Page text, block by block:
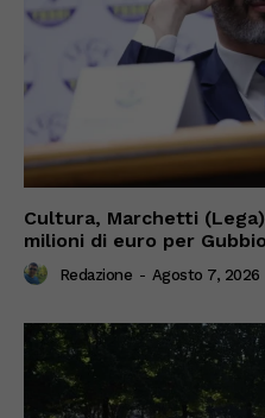
Cultura, Marchetti
milioni di euro per
Redazione - Agosto 7, 2026